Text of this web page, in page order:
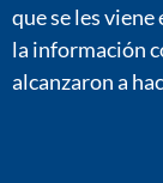
que se les viene
la información
alcanzaron a